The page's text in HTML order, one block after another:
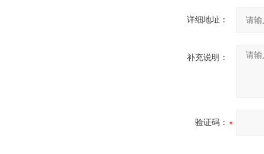
详细地址：
补充说明：
验证码：